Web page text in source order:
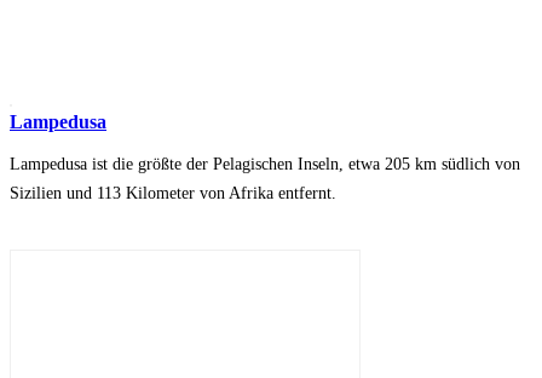
Lampedusa
Lampedusa ist die größte der Pelagischen Inseln, etwa 205 km südlich von
Sizilien und 113 Kilometer von Afrika entfernt.